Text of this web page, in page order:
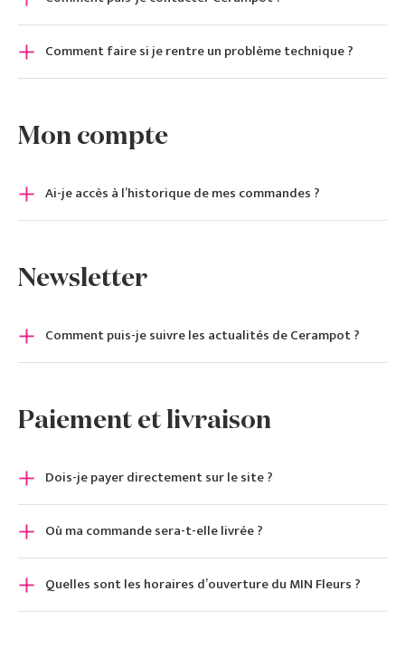
Comment faire si je rentre un problème technique ?
Mon compte
Ai-je accès à l’historique de mes commandes ?
Newsletter
Comment puis-je suivre les actualités de Cerampot ?
Paiement et livraison
Dois-je payer directement sur le site ?
Où ma commande sera-t-elle livrée ?
Quelles sont les horaires d’ouverture du MIN Fleurs ?